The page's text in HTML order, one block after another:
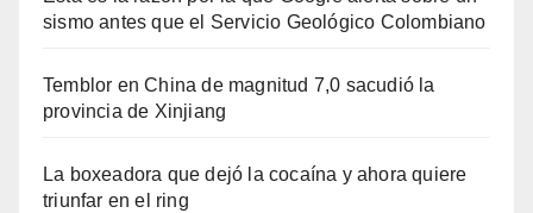
sismo antes que el Servicio Geológico Colombiano
Temblor en China de magnitud 7,0 sacudió la
provincia de Xinjiang
La boxeadora que dejó la cocaína y ahora quiere
triunfar en el ring​